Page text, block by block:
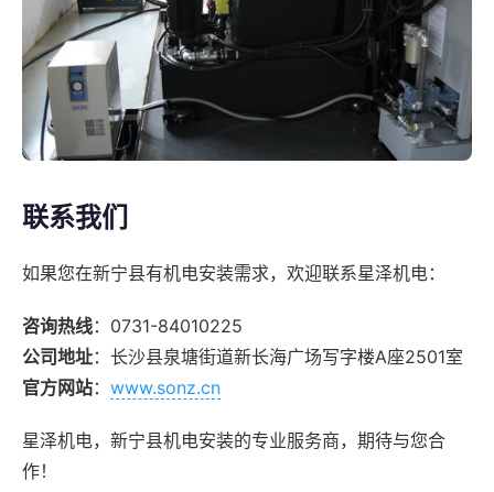
联系我们
如果您在新宁县有机电安装需求，欢迎联系星泽机电：
咨询热线：0731-84010225
公司地址：长沙县泉塘街道新长海广场写字楼A座2501室
官方网站： www.sonz.cn
星泽机电，新宁县机电安装的专业服务商，期待与您合
作！